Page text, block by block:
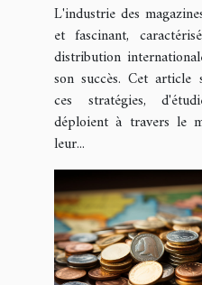
L'industrie des
et fascinant,
distribution
son succès. Cet
ces stratégies,
déploient à travers le
leur...